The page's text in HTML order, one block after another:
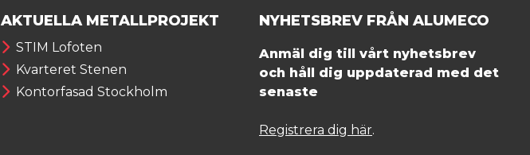
AKTUELLA METALLPROJEKT
STIM Lofoten
Kvarteret Stenen
Kontorfasad Stockholm
NYHETSBREV FRÅN ALUMECO
Anmäl dig till vårt nyhetsbrev
och håll dig uppdaterad med det
senaste
Registrera dig här.